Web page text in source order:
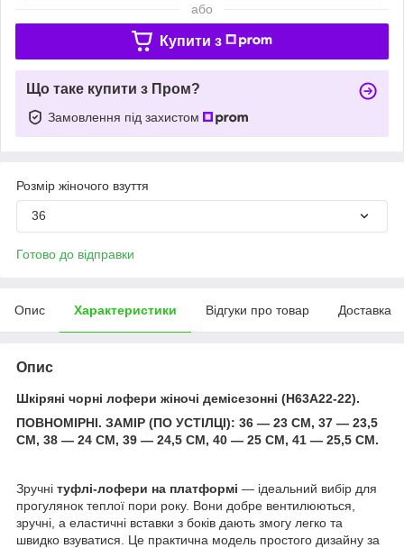
або
Купити з
Що таке купити з Пром?
Замовлення під захистом
Розмір жіночого взуття
36
Готово до відправки
Опис Характеристики Відгуки про товар Доставка
Опис
Шкіряні чорні лофери жіночі демісезонні (H63A22-22).
ПОВНОМІРНІ. ЗАМІР (ПО УСТІЛЦІ): 36 — 23 СМ, 37 — 23,5
СМ, 38 — 24 СМ, 39 — 24,5 СМ, 40 — 25 СМ, 41 — 25,5 СМ.
Зручні туфлі-лофери на платформі — ідеальний вибір для
прогулянок теплої пори року. Вони добре вентилюються,
зручні, а еластичні вставки з боків дають змогу легко та
швидко взуватися. Це практична модель простого дизайну за